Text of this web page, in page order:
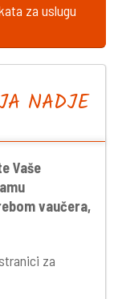
za uslugu
NADJE
Vaše
vaučera,
za